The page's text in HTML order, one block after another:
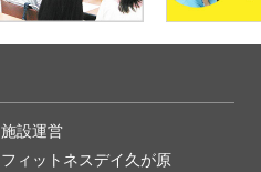
施設運営
フィットネスデイ久が原